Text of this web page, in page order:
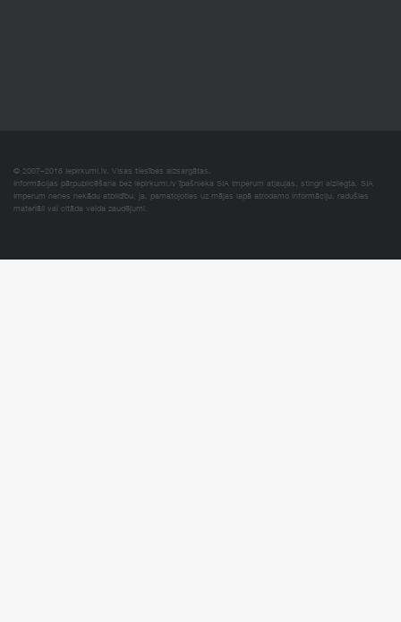
© 2007–2018 Iepirkumi.lv. Visas tiesības aizsargātas.
Informācijas pārpublicēšana bez iepirkumi.lv īpašnieka SIA Imperum atļaujas, stingri aizliegta. SIA
Imperum nenes nekādu atbildību, ja, pamatojoties uz mājas lapā atrodamo informāciju, radušies
materiāli vai citāda veida zaudējumi.